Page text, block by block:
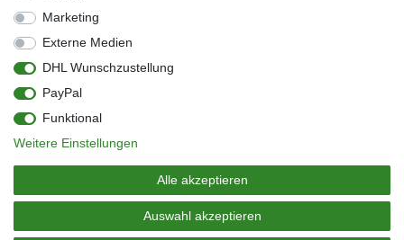
Widerrufs­recht
Kontakt
Barrierefreiheitserklärung
Zahlung & Versand
Vertrag widerrufen
© Copyright 2026 | Alle Rechte vorbehalten.
Marketing
Externe Medien
DHL Wunschzustellung
PayPal
Funktional
Weitere Einstellungen
Alle akzeptieren
Auswahl akzeptieren